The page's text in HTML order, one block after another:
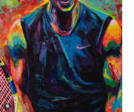
Adicionar
ao
Wishlist